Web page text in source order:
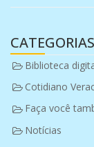
CATEGORIAS
Biblioteca
Cotidiano
Faça você
Notícias